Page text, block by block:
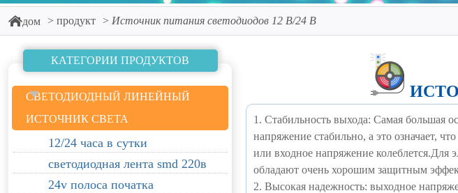
дом продукт Источник питания светодиодов 12 В/24 В
КАТЕГОРИИ ПРОДУКТОВ
СВЕТОДИОДНЫЙ ЛИНЕЙНЫЙ
ИСТОЧНИК СВЕТА
12/24 часа в сутки
светодиодная лента smd 220в
24v полоса початка
1. Стабильность выхода: Самая большая
напряжение стабильно, а это означает,
или входное напряжение
обладают очень хорошим защитным
2. Высокая надежность: выходное